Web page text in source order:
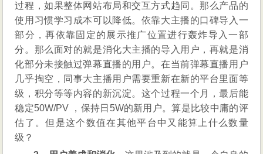
过程，如果整体网站布局和交互方式趋同。那么产品的
使用习惯学习成本可以降低。依靠大主播的口碑导入一
部分，再依靠固定的展示推广位置进行轰炸导入一部
分。那么面对的就是消化大主播的导入用户，再就是消
化部分未接触过弹幕直播的用户。在当前弹幕直播用户
几乎掏空，同事大主播用户需要重新在新的平台里面等
级，积分等等内容的新沉淀。这个过程一个月，最后能
稳定50W/PV ，保持日5W的新用户。算是比较中庸的评
估了。但是这个数值在其他平台中又能算上什么数量
级？